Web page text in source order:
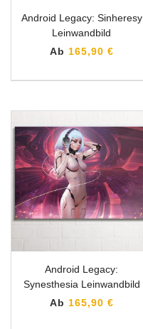
Android Legacy: Sinheresy
Leinwandbild
Ab 165,90 €
Android Legacy:
Synesthesia Leinwandbild
Ab 165,90 €